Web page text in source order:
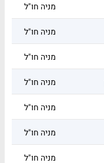
מניה חו"ל
מניה חו"ל
מניה חו"ל
מניה חו"ל
מניה חו"ל
מניה חו"ל
מניה חו"ל